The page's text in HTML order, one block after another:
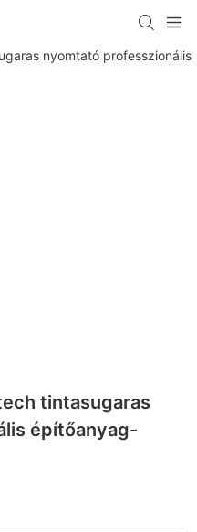
tintasugaras
építőanyag-